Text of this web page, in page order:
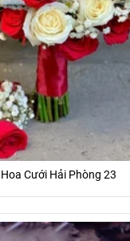
Hoa Cưới Hải Phòng 23